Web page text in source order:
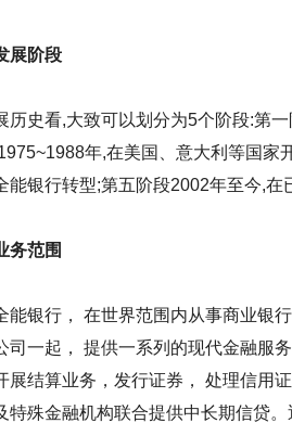
展阶段
历史看,大致可以划分为5个阶段:第
年,在美国、意大利等国
能银行转型;第五阶段2002年至今,
务范围
能银行， 在世界范围内从事商业银
司一起， 提供一系列的现代金融服
展结算业务，发行证券， 处理信用
特殊金融机构联合提供中长期信贷